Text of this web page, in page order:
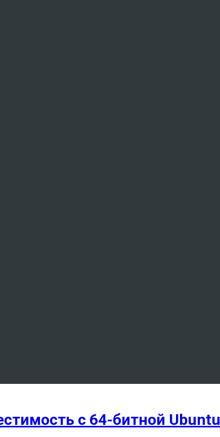
с 64-битной Ubuntu